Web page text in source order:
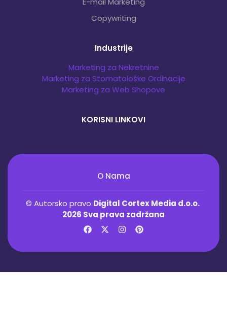
Copywriting
Industrije
Marketing za Nekretnine
Marketing za Stomatološke Ordinacije
Marketing za Web Shopove
KORISNI LINKOVI
O Nama
© Autorsko pravo Digital Cortex Media d.o.o.
2026 Sva prava zadržana